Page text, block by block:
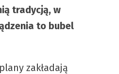
tradycją, w
to bubel
zakładają